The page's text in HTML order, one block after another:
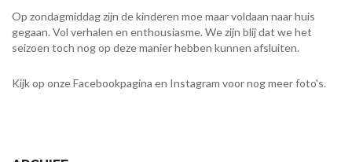
Op zondagmiddag zijn de kinderen moe maar voldaan naar huis
gegaan. Vol verhalen en enthousiasme. We zijn blij dat we het
seizoen toch nog op deze manier hebben kunnen afsluiten.
Kijk op onze Facebookpagina en Instagram voor nog meer foto's.